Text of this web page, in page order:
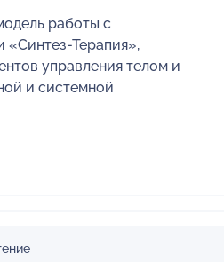
работы с
«Синтез-Терапия»,
управления телом и
и системной